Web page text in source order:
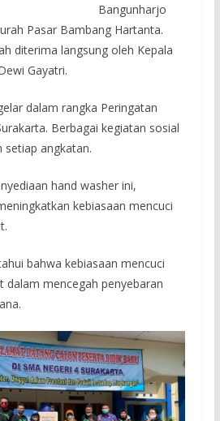
Bangunharjo
Pasar Bambang Hartanta.
diterima langsung oleh Kepala
Gayatri.
dalam rangka Peringatan
Berbagai kegiatan sosial
setiap angkatan.
hand washer ini,
kebiasaan mencuci
bahwa kebiasaan mencuci
dalam mencegah penyebaran